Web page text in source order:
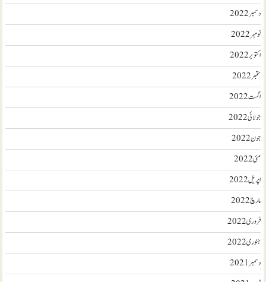
دسمبر 2022
نومبر 2022
اکتوبر 2022
ستمبر 2022
اگست 2022
جولائی 2022
جون 2022
مئی 2022
اپریل 2022
مارچ 2022
فروری 2022
جنوری 2022
دسمبر 2021